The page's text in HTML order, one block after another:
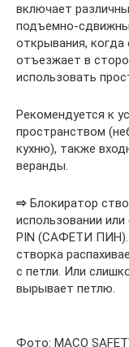
включает
подъемно-
открывания, когда
отъезжает в
использовать
Рекомендуется к
пространством
кухню), также
веранды.
⇨ Блокиратор
использовании
PIN (САФЕТИ ПИН).
створка
с петли. Или
вырывает петлю.
Фото: MACO